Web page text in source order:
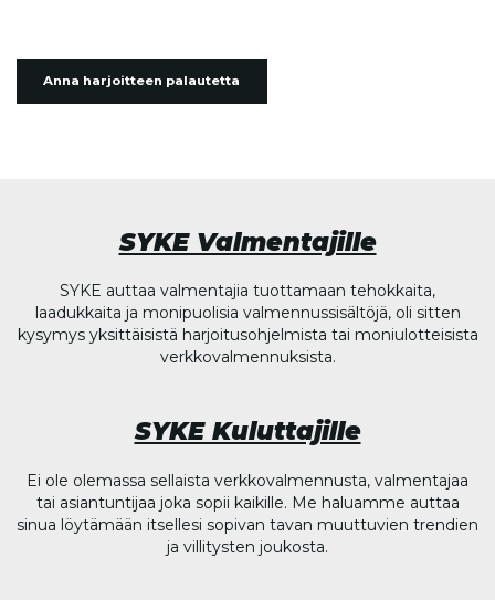
Anna harjoitteen palautetta
SYKE Valmentajille
SYKE auttaa valmentajia tuottamaan tehokkaita,
laadukkaita ja monipuolisia valmennussisältöjä, oli sitten
kysymys yksittäisistä harjoitusohjelmista tai moniulotteisista
verkkovalmennuksista.
SYKE Kuluttajille
Ei ole olemassa sellaista verkkovalmennusta, valmentajaa
tai asiantuntijaa joka sopii kaikille. Me haluamme auttaa
sinua löytämään itsellesi sopivan tavan muuttuvien trendien
ja villitysten joukosta.